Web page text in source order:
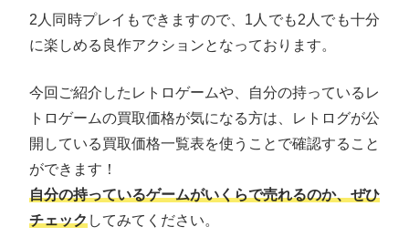
2人同時プレイもできますので、1人でも2人でも十分
に楽しめる良作アクションとなっております。
今回ご紹介したレトロゲームや、自分の持っているレ
トロゲームの買取価格が気になる方は、レトログが公
開している買取価格一覧表を使うことで確認すること
ができます！
自分の持っているゲームがいくらで売れるのか、ぜひ
チェックしてみてください。